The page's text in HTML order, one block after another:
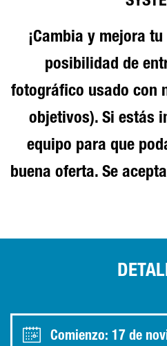
¡Cambia y mejora
posibilidad de
fotográfico usado con
objetivos). Si estás
equipo para que
buena oferta. Se
Comienzo: 17 de